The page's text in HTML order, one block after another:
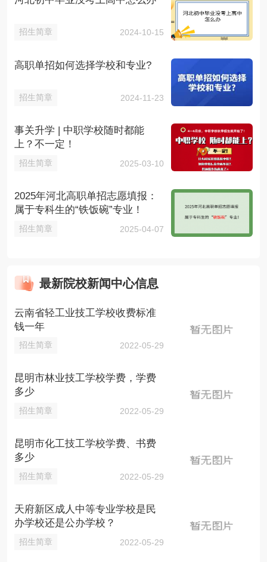
招生简章 2024-10-15
高职单招如何选择学校和专业?
招生简章 2024-11-23
事关升学 | 中职学校随时都能
上？不一定！
招生简章 2025-03-10
2025年河北高职单招志愿填报：
属于专科生的“铁饭碗”专业！
招生简章 2025-04-07
最新院校新闻中心信息
云南省轻工业技工学校收费标准
钱一年
招生简章 2022-05-29
昆明市林业技工学校学费，学费
多少
招生简章 2022-05-29
昆明市化工技工学校学费、书费
多少
招生简章 2022-05-29
天府新区成人中等专业学校是民
办学校还是公办学校？
招生简章 2022-05-29